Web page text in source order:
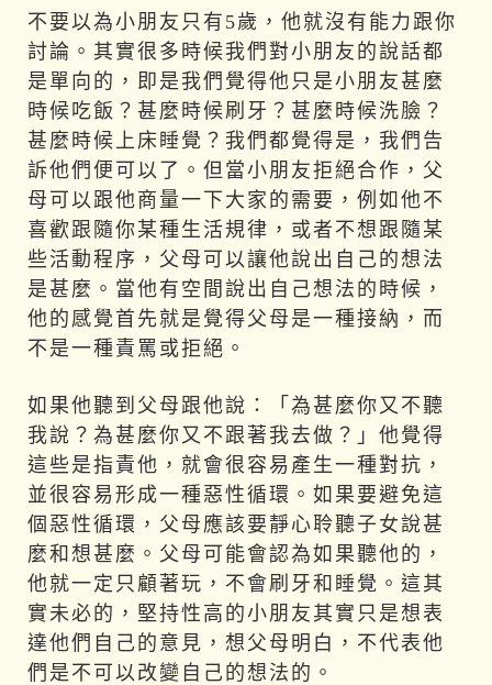
不要以為小朋友只有5歲，他就沒有能力跟你
討論。其實很多時候我們對小朋友的說話都
是單向的，即是我們覺得他只是小朋友甚麼
時候吃飯？甚麼時候刷牙？甚麼時候洗臉？
甚麼時候上床睡覺？我們都覺得是，我們告
訴他們便可以了。但當小朋友拒絕合作，父
母可以跟他商量一下大家的需要，例如他不
喜歡跟隨你某種生活規律，或者不想跟隨某
些活動程序，父母可以讓他說出自己的想法
是甚麼。當他有空間說出自己想法的時候，
他的感覺首先就是覺得父母是一種接納，而
不是一種責罵或拒絕。
如果他聽到父母跟他說：「為甚麼你又不聽
我說？為甚麼你又不跟著我去做？」他覺得
這些是指責他，就會很容易產生一種對抗，
並很容易形成一種惡性循環。如果要避免這
個惡性循環，父母應該要靜心聆聽子女說甚
麼和想甚麼。父母可能會認為如果聽他的，
他就一定只顧著玩，不會刷牙和睡覺。這其
實未必的，堅持性高的小朋友其實只是想表
達他們自己的意見，想父母明白，不代表他
們是不可以改變自己的想法的。